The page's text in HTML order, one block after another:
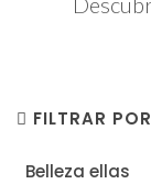
FILTRAR
Belleza ellas